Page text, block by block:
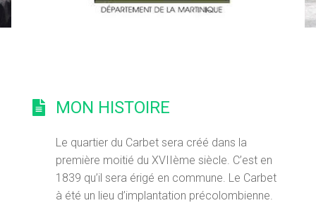
MON HISTOIRE
Le quartier du Carbet sera créé dans la
première moitié du XVIIème siècle. C’est en
1839 qu’il sera érigé en commune. Le Carbet
à été un lieu d’implantation précolombienne.